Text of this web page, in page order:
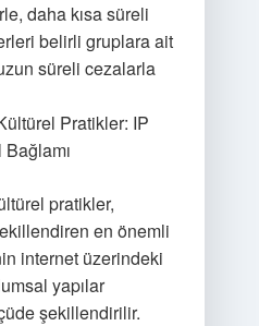
daha kısa süreli
belirli gruplara ait
süreli cezalarla
Pratikler: IP
Bağlamı
pratikler,
en önemli
internet üzerindeki
yapılar
şekillendirilir.